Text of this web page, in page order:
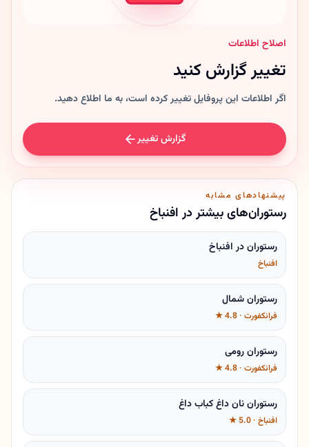
اصلاح اطلاعات
تغییر گزارش کنید
اگر اطلاعات این پروفایل تغییر کرده است، به ما اطلاع دهید.
گزارش تغییر
پیشنهادهای مشابه
رستوران‌های بیشتر در افنباخ
رستوران در افنباخ
افنباخ
رستوران شمال
فرانکفورت · 4.8 ★
رستوران رومی
فرانکفورت · 4.8 ★
رستوران نان داغ کباب داغ
افنباخ · 5.0 ★